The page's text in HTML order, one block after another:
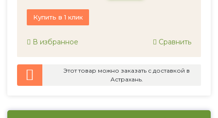
Купить в 1 клик
В избранное Сравнить
Этот товар можно заказать с доставкой в
Астрахань.